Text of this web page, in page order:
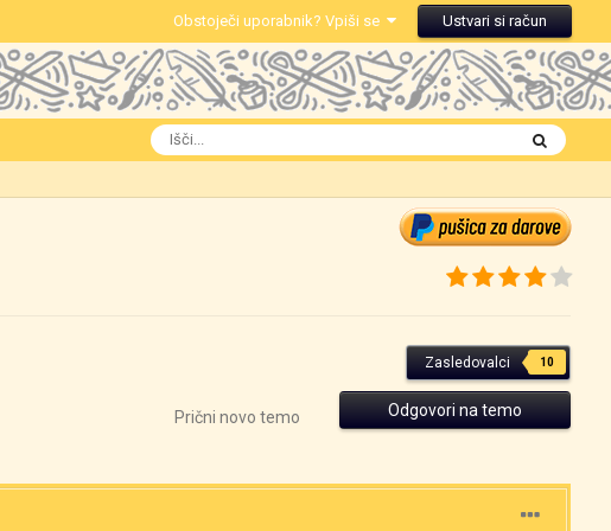
Obstoječi uporabnik? Vpiši se Ustvari si račun
Zasledovalci 10
Odgovori na temo
Prični novo temo